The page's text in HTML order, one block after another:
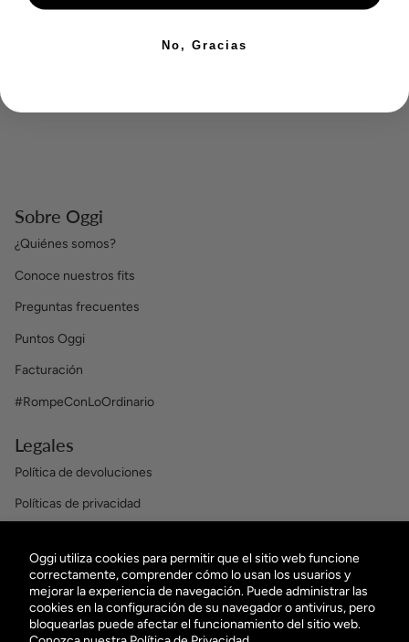
Oggi utiliza cookies para permitir que el sitio web funcione
correctamente, comprender cómo lo usan los usuarios y
mejorar la experiencia de navegación. Puede administrar las
cookies en la configuración de su navegador o antivirus, pero
bloquearlas puede afectar el funcionamiento del sitio web.
Sobre Oggi
¿Quiénes somos?
Conoce nuestros fits
Preguntas frecuentes
Puntos Oggi
Facturación
#RompeConLoOrdinario
Legales
Política de devoluciones
Políticas de privacidad
OBTÉN $100 EN TU PRIMERA COMPRA
¡Suscribiéndote a nuestro Newsletter!
No, Gracias